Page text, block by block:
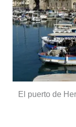
El puerto de